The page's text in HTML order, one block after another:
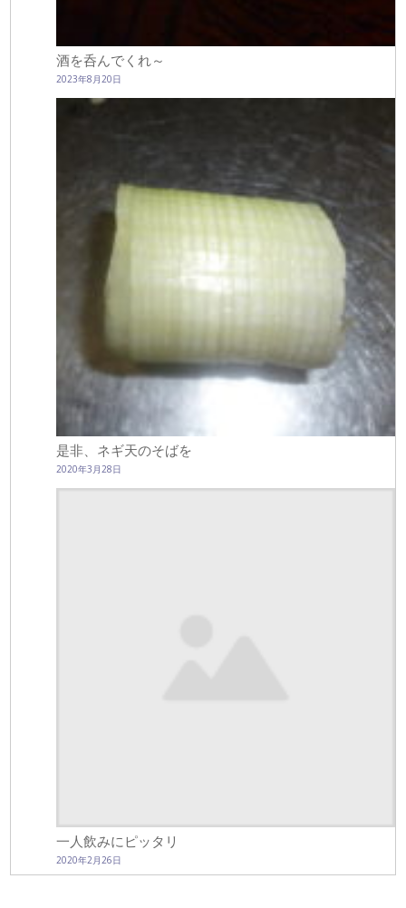
酒を呑んでくれ～
2023年8月20日
是非、ネギ天のそばを
2020年3月28日
一人飲みにピッタリ
2020年2月26日